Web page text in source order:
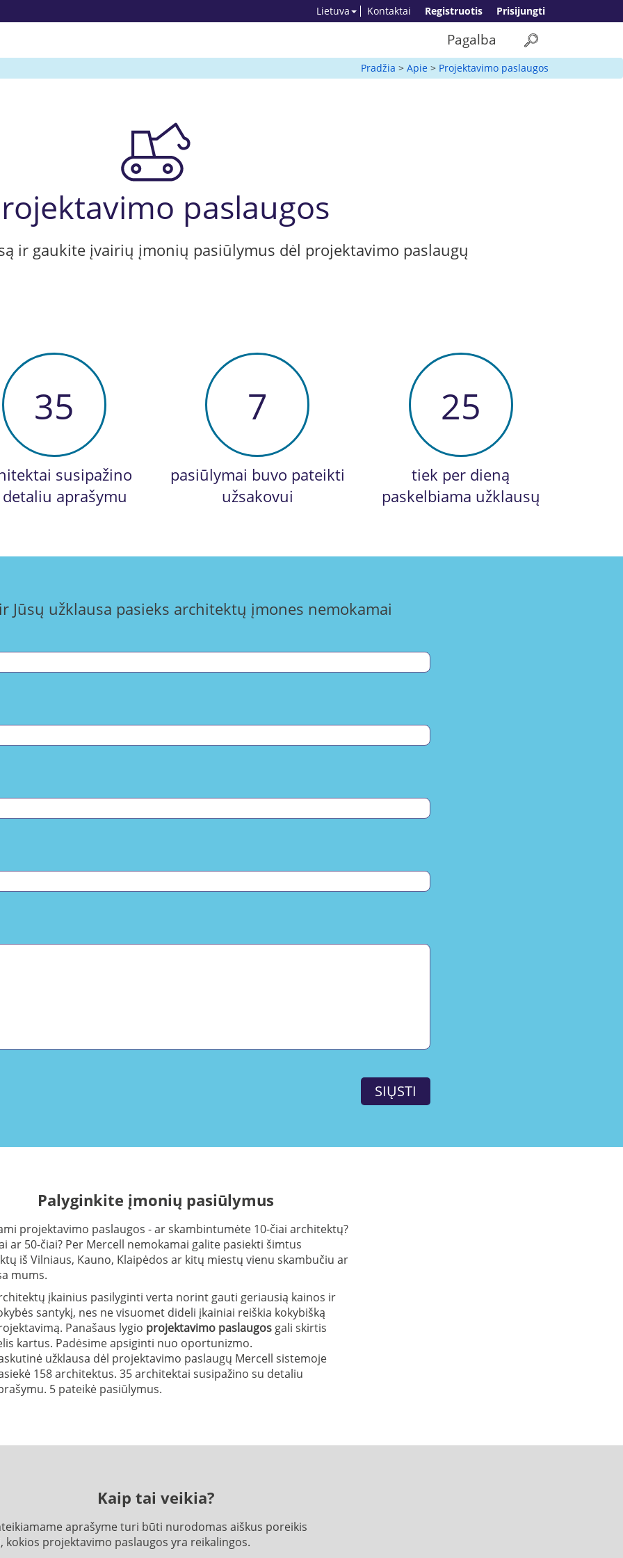
Prisijungti
Registruotis
Kontaktai
Lietuva
Pagalba
Pradžia > Apie > Projektavimo paslaugos
paslaugos
ir gaukite įvairių įmonių pasiūlymus dėl projektavimo paslaugų
35
susipažino
aprašymu
7
pasiūlymai buvo pateikti
užsakovui
25
tiek per dieną
paskelbiama užklausų
Jūsų užklausa pasieks architektų įmones nemokamai
SIŲSTI
Palyginkite įmonių pasiūlymus
projektavimo paslaugos - ar skambintumėte 10-čiai architektų?
ar 50-čiai? Per Mercell nemokamai galite pasiekti šimtus
iš Vilniaus, Kauno, Klaipėdos ar kitų miestų vienu skambučiu ar
mums.
ų įkainius pasilyginti verta norint gauti geriausią kainos ir
santykį, nes ne visuomet dideli įkainiai reiškia kokybišką
Panašaus lygio projektavimo paslaugosgali skirtis
kartus. Padėsime apsiginti nuo oportunizmo.
užklausa dėl projektavimo paslaugų Mercell sistemoje
158 architektus. 35 architektai susipažino su detaliu
5 pateikė pasiūlymus.
Kaip tai veikia?
aprašyme turi būti nurodomas aiškus poreikis
kokios projektavimo paslaugos yra reikalingos.